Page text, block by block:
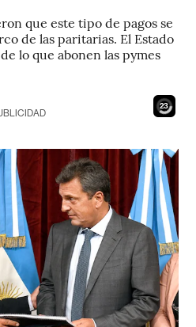
que este tipo de pagos se
de las paritarias. El Estado
lo que abonen las pymes
21